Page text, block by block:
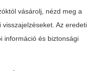
vásárolj, nézd meg a
Az eredeti
információ és biztonsági